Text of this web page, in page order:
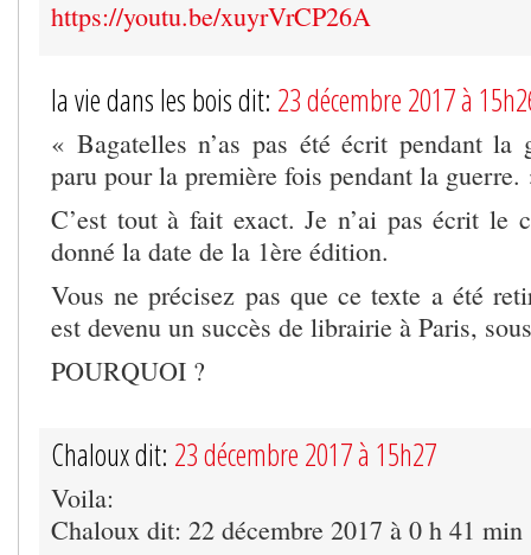
https://youtu.be/xuyrVrCP26A
la vie dans les bois dit: 23 décembre 2017 à
« Bagatelles n’as pas été écrit pendant la
paru pour la première fois pendant la guerre.
C’est tout à fait exact. Je n’ai pas écrit le
donné la date de la 1ère édition.
Vous ne précisez pas que ce texte a été
est devenu un succès de librairie à Paris,
POURQUOI ?
Chaloux dit: 23 décembre 2017 à 15h27
Voila:
Chaloux dit: 22 décembre 2017 à 0 h 41 min